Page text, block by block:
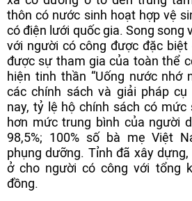
thôn có nước sinh hoạt hợp vệ
có điện lưới quốc gia. Song song
với người có công được đặc
được sự tham gia của toàn thể
hiện tinh thần “Uống nước nhớ
các chính sách và giải pháp
nay, tỷ lệ hộ chính sách có mức
hơn mức trung bình của người
98,5%; 100% số bà mẹ Việt
phụng dưỡng. Tỉnh đã xây
ở cho người có công với tổng
đồng.